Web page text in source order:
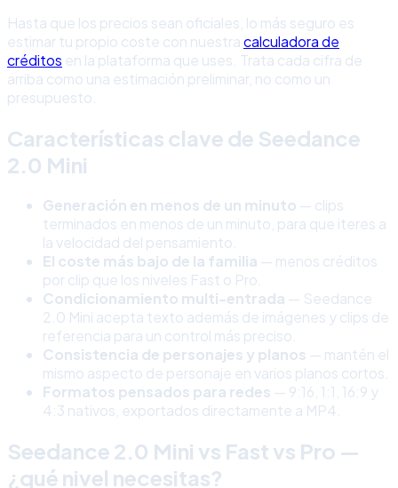
Hasta que los precios sean oficiales, lo más seguro es
estimar tu propio coste con nuestracalculadora de
créditos en la plataforma que uses. Trata cada cifra de
arriba como una estimación preliminar, no como un
presupuesto.
Características clave de Seedance
2.0 Mini
Generación en menos de un minuto — clips
terminados en menos de un minuto, para que iteres a
la velocidad del pensamiento.
El coste más bajo de la familia — menos créditos
por clip que los niveles Fast o Pro.
Condicionamiento multi-entrada — Seedance
2.0 Mini acepta texto además de imágenes y clips de
referencia para un control más preciso.
Consistencia de personajes y planos — mantén el
mismo aspecto de personaje en varios planos cortos.
Formatos pensados para redes — 9:16, 1:1, 16:9 y
4:3 nativos, exportados directamente a MP4.
Seedance 2.0 Mini vs Fast vs Pro —
¿qué nivel necesitas?